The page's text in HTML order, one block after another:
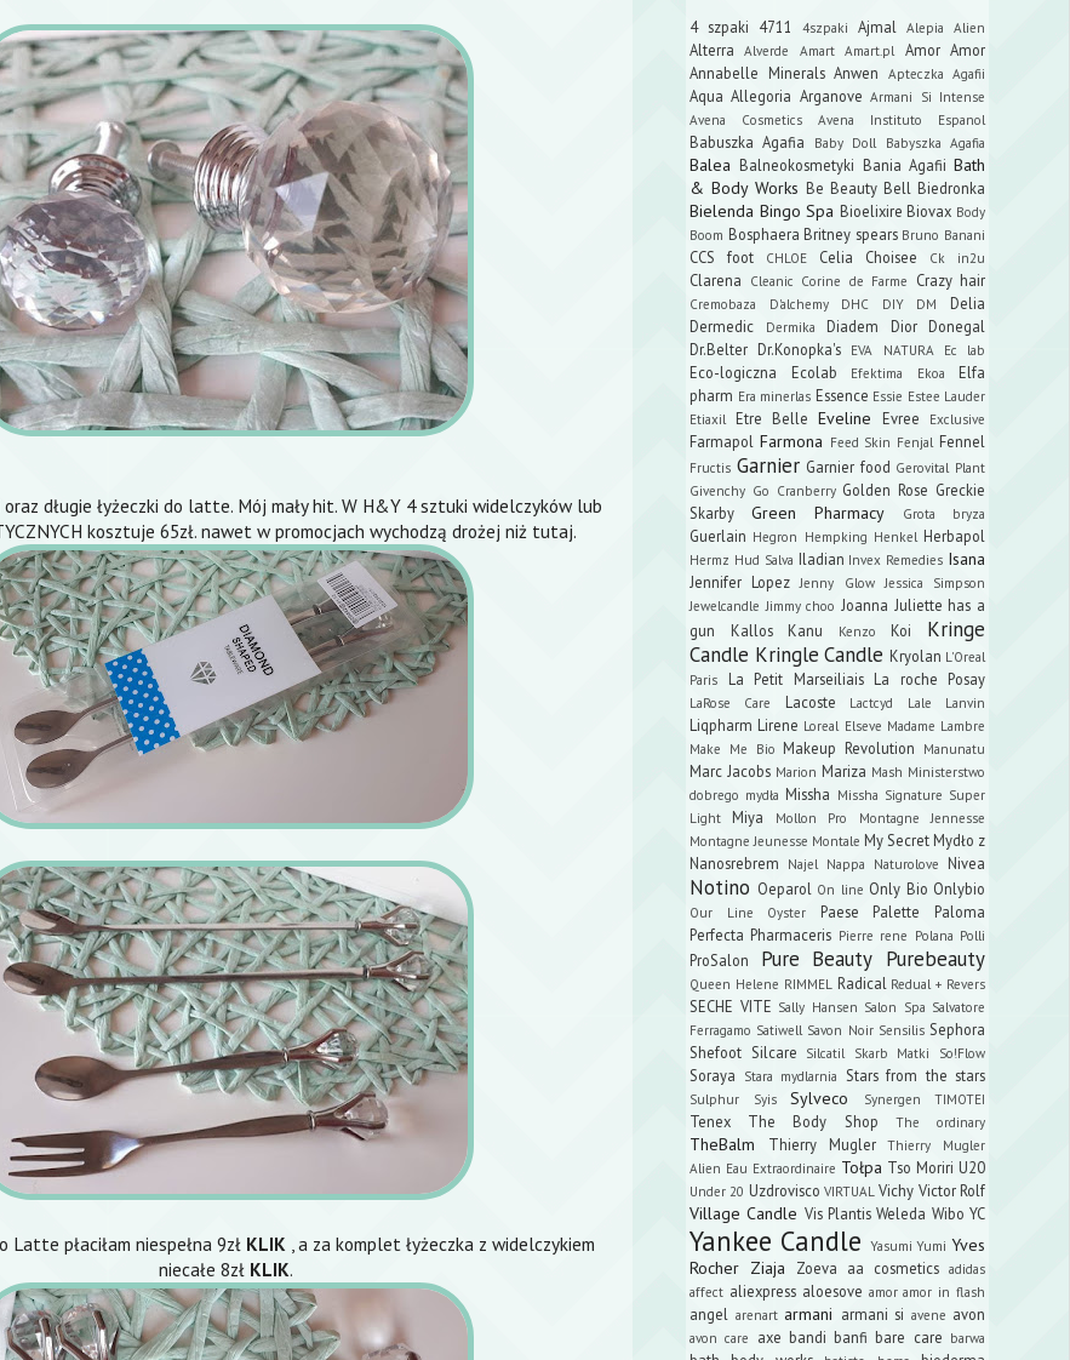
oraz długie łyżeczki do latte. Mój mały hit. W H&Y 4 sztuki widelczyków lub
kosztuje 65zł. nawet w promocjach wychodzą drożej niż tutaj.
Latte płaciłam niespełna 9zł KLIK , a za komplet łyżeczka z widelczykiem
niecałe 8zł KLIK.
4 szpaki 4711 4szpaki Ajmal Alepia Alien
Alterra Alverde Amart Amart.pl
Amor Amor
Annabelle Minerals Anwen Apteczka Agafii
Aqua Allegoria Arganove Armani Si Intense
Avena Cosmetics
Avena Instituto Espanol
Babuszka Agafia Baby Doll Babyszka Agafia
Balea Balneokosmetyki Bania Agafii Bath
& Body Works Be Beauty Bell Biedronka
Bielenda Bingo Spa Bioelixire Biovax Body
Boom Bosphaera Britney spears Bruno Banani
CCS foot CHLOE Celia Choisee Ck in2u
Clarena Cleanic Corine de Farme Crazy hair
Cremobaza D'alchemy DHC DIY DM
Delia
Dermedic
Dermika Diadem Dior
Donegal
Dr.Belter Dr.Konopka's EVA NATURA Ec lab
Eco-logiczna Ecolab Efektima Ekoa
Elfa
pharm Era minerlas Essence Essie Estee Lauder
Etiaxil
Etre Belle Eveline Evree Exclusive
Farmapol Farmona Feed Skin Fenjal Fennel
Fructis Garnier Garnier food Gerovital Plant
Givenchy Go Cranberry Golden Rose Greckie
Skarby
Green Pharmacy Grota bryza
Guerlain Hegron Hempking Henkel Herbapol
Hermz Hud Salva Iladian Invex Remedies Isana
Jennifer Lopez Jenny Glow Jessica Simpson
Jewelcandle Jimmy choo Joanna Juliette has a
gun
Kallos Kanu Kenzo Koi
Kringe
Candle Kringle Candle Kryolan L'Oreal
Paris
La Petit Marseiliais La roche Posay
LaRose Care Lacoste Lactcyd Lale Lanvin
Liqpharm Lirene Loreal Elseve Madame Lambre
Make Me Bio Makeup Revolution Manunatu
Marc Jacobs Marion Mariza Mash Ministerstwo
dobrego mydła Missha Missha Signature Super
Light
Miya Mollon Pro
Montagne Jennesse
Montagne Jeunesse Montale My Secret Mydło z
Nanosrebrem
Najel Nappa Naturolove Nivea
Notino Oeparol On line Only Bio Onlybio
Our Line Oyster Paese Palette
Paloma
Perfecta Pharmaceris Pierre rene Polana Polli
ProSalon Pure Beauty Purebeauty
Queen Helene RIMMEL Radical Redual + Revers
SECHE VITE Sally Hansen Salon Spa Salvatore
Ferragamo Satiwell Savon Noir Sensilis Sephora
Shefoot Silcare Silcatil Skarb Matki So!Flow
Soraya Stara mydlarnia Stars from the stars
Sulphur Syis Sylveco Synergen TIMOTEI
Tenex The Body Shop The ordinary
TheBalm Thierry Mugler
Thierry Mugler
Alien Eau Extraordinaire Tołpa Tso Moriri U20
Under 20 Uzdrovisco VIRTUAL Vichy Victor Rolf
Village Candle Vis Plantis Weleda Wibo YC
Yankee Candle Yasumi Yumi Yves
Rocher Ziaja Zoeva aa cosmetics adidas
affect aliexpress aloesove amor amor in flash
angel arenart armani armani si avene avon
avon care axe bandi banfi bare care barwa